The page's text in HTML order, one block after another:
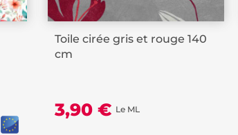
Toile cirée gris et rouge 140
cm
3,90 € Le ML